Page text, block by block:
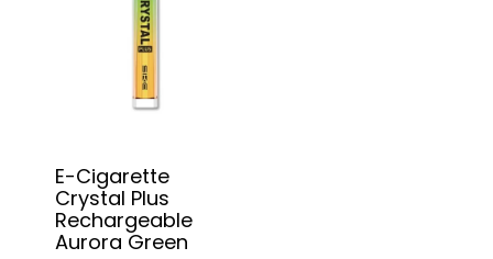
E-Cigarette
Crystal Plus
Rechargeable
Aurora Green